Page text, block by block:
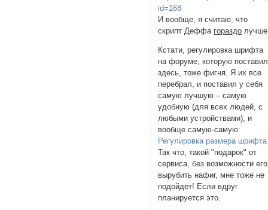
id=168
И вообще, я считаю, что
скрипт Деффа гораздо
Кстати, регулировка шрифта
на форуме, которую
здесь, тоже фигня. Я их все
перебрал, и поставил у себя
самую лучшую – самую
удобную (для всех людей, с
любыми устройствами), и
вообще самую-самую:
Регулировка размера шрифта
Так что, такой "подарок" от
сервиса, без возможности его
вырубить нафиг, мне тоже не
подойдет! Если вдруг
планируется это.